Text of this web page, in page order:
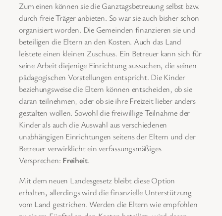
Zum einen können sie die Ganztagsbetreuung selbst bzw.
durch freie Träger anbieten. So war sie auch bisher schon
organisiert worden. Die Gemeinden finanzieren sie und
beteiligen die Eltern an den Kosten. Auch das Land
leistete einen kleinen Zuschuss. Ein Betreuer kann sich für
seine Arbeit diejenige Einrichtung aussuchen, die seinen
pädagogischen Vorstellungen entspricht. Die Kinder
beziehungsweise die Eltern können entscheiden, ob sie
daran teilnehmen, oder ob sie ihre Freizeit lieber anders
gestalten wollen. Sowohl die freiwillige Teilnahme der
Kinder als auch die Auswahl aus verschiedenen
unabhängigen Einrichtungen seitens der Eltern und der
Betreuer verwirklicht ein verfassungsmäßiges
Versprechen: Freiheit.
Mit dem neuen Landesgesetz bleibt diese Option
erhalten, allerdings wird die finanzielle Unterstützung
vom Land gestrichen. Werden die Eltern wie empfohlen